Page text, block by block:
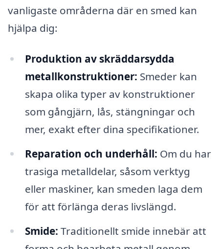
vanligaste områderna där en smed kan
hjälpa dig:
Produktion av skräddarsydda
metallkonstruktioner: Smeder kan
skapa olika typer av konstruktioner
som gångjärn, lås, stängningar och
mer, exakt efter dina specifikationer.
Reparation och underhåll: Om du har
trasiga metalldelar, såsom verktyg
eller maskiner, kan smeden laga dem
för att förlänga deras livslängd.
Smide: Traditionellt smide innebär att